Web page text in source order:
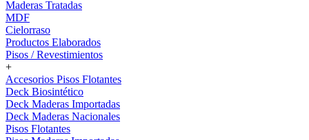
Maderas Tratadas
MDF
Cielorraso
Productos Elaborados
Pisos / Revestimientos
+
Accesorios Pisos Flotantes
Deck Biosintético
Deck Maderas Importadas
Deck Maderas Nacionales
Pisos Flotantes